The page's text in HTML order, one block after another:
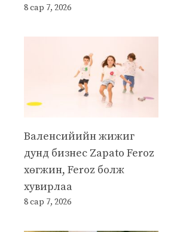
8 сар 7, 2026
Валенсийийн жижиг
дунд бизнес Zapato Feroz
хөгжин, Feroz болж
хувирлаа
8 сар 7, 2026